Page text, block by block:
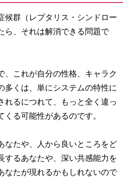
候群（レプタリス・シンドロー
ら、それは解消できる問題で
、これが自分の性格、キャラク
多くは、単にシステムの特性に
れるにつれて、もっと全く違っ
る可能性があるのです。
なたや、人から良いところをど
するあなたや、深い共感能力を
なたが現れるかもしれないので